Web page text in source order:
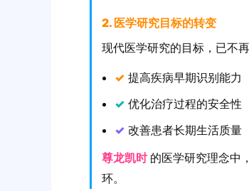
2. 医学研究目标的转变
现代医学研究的目标，已不
✓ 提高疾病早期识别能力
✓ 优化治疗过程的安全性
✓ 改善患者长期生活质量
尊龙凯时的医学研究理念中
环。